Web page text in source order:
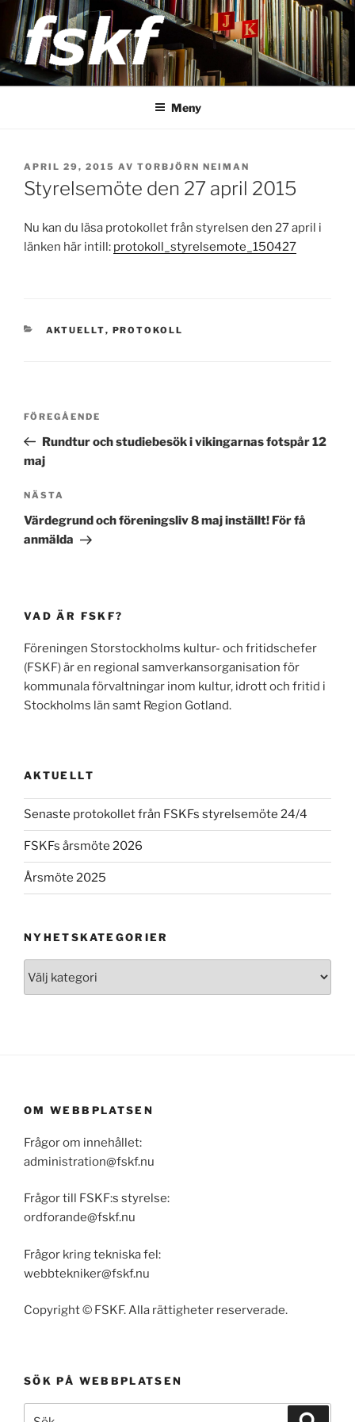
Hoppa
innehåll
FSKF
Föreningen Storstockholms kultur- och fritidschefer
Meny
PUBLICERAT
APRIL 29, 2015 AV TORBJÖRN NEIMAN
Styrelsemöte den 27 april 2015
Nu kan du läsa protokollet från styrelsen den 27 april i
länken här intill: protokoll_styrelsemote_150427
KATEGORIER
AKTUELLT, PROTOKOLL
Inläggsnavigering
Föregående
inlägg
FÖREGÅENDE
Rundtur och studiebesök i vikingarnas fotspår 12
maj
Nästa
inlägg
NÄSTA
Värdegrund och föreningsliv 8 maj inställt! För få
anmälda
VAD ÄR FSKF?
Föreningen Storstockholms kultur- och fritidschefer
(FSKF) är en regional samverkansorganisation för
kommunala förvaltningar inom kultur, idrott och fritid i
Stockholms län samt Region Gotland.
AKTUELLT
Senaste protokollet från FSKFs styrelsemöte 24/4
FSKFs årsmöte 2026
Årsmöte 2025
NYHETSKATEGORIER
OM WEBBPLATSEN
Frågor om innehållet:
administration@fskf.nu
Frågor till FSKF:s styrelse:
ordforande@fskf.nu
Frågor kring tekniska fel:
webbtekniker@fskf.nu
Copyright © FSKF. Alla rättigheter reserverade.
SÖK PÅ WEBBPLATSEN